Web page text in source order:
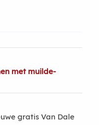
met muilde-
gratis Van Dale